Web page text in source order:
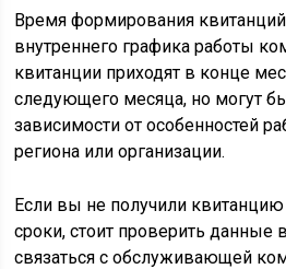
Время формирования квитанций
внутреннего графика работы
квитанции приходят в конце
следующего месяца, но могут
зависимости от особенностей
региона или организации.
Если вы не получили
сроки, стоит проверить данные
связаться с обслуживающей